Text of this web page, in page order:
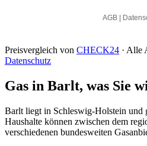
Preisvergleich von CHECK24 · Alle
Datenschutz
Gas in Barlt, was Sie
Barlt liegt in Schleswig-Holstein und
Haushalte können zwischen dem
verschiedenen bundesweiten